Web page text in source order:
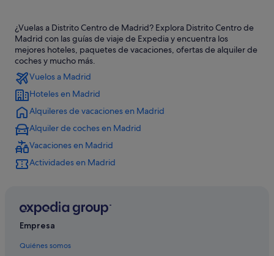
Best Western hoteles en Distrito Centro de Madrid
Madrid hoteles
Hoteles con spa en Madrid
Oyo Rooms hoteles en Madrid
Hoteles que aceptan mascotas en Madrid
Hoteles cerca de Gran Vía
Pensiones en Comunidad de Madrid
Hoteles de 4 estrellas en Distrito Centro de Madrid
Pensiones en Estación de metro Tirso de Molina
Hoteles cerca de Teatro Lope de Vega
Albergues en Madrid
¿Vuelas a Distrito Centro de Madrid? Explora Distrito Centro de
Madrid con las guías de viaje de Expedia y encuentra los
mejores hoteles, paquetes de vacaciones, ofertas de alquiler de
coches y mucho más.
Vuelos a Madrid
Hoteles en Madrid
Alquileres de vacaciones en Madrid
Alquiler de coches en Madrid
Vacaciones en Madrid
Actividades en Madrid
Empresa
Quiénes somos